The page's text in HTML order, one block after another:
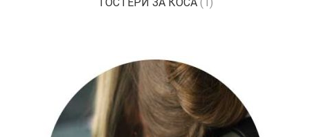
ТОСТЕРИ ЗА КОСА (1)